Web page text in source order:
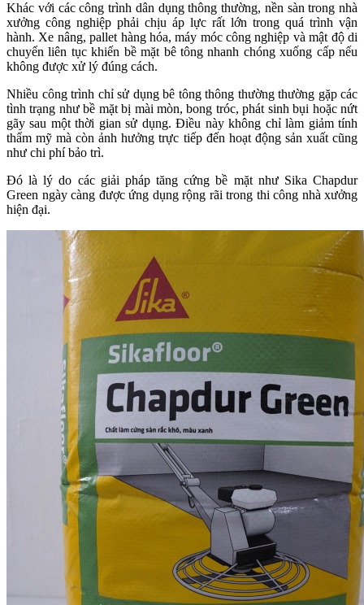
Khác với các công trình dân dụng thông thường, nền sàn trong nhà
xưởng công nghiệp phải chịu áp lực rất lớn trong quá trình vận
hành. Xe nâng, pallet hàng hóa, máy móc công nghiệp và mật độ di
chuyển liên tục khiến bề mặt bê tông nhanh chóng xuống cấp nếu
không được xử lý đúng cách.
Nhiều công trình chỉ sử dụng bê tông thông thường thường gặp các
tình trạng như bề mặt bị mài mòn, bong tróc, phát sinh bụi hoặc nứt
gãy sau một thời gian sử dụng. Điều này không chỉ làm giảm tính
thẩm mỹ mà còn ảnh hưởng trực tiếp đến hoạt động sản xuất cũng
như chi phí bảo trì.
Đó là lý do các giải pháp tăng cứng bề mặt như Sika Chapdur
Green ngày càng được ứng dụng rộng rãi trong thi công nhà xưởng
hiện đại.